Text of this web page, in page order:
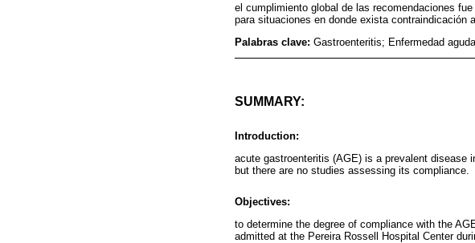
el cumplimiento global de las recomendaciones
para situaciones en donde exista contraindicación
Palabras clave: Gastroenteritis; Enfermedad
SUMMARY:
Introduction:
acute gastroenteritis (AGE) is a prevalent disease
but there are no studies assessing its compliance.
Objectives:
to determine the degree of compliance with the
admitted at the Pereira Rossell Hospital Center